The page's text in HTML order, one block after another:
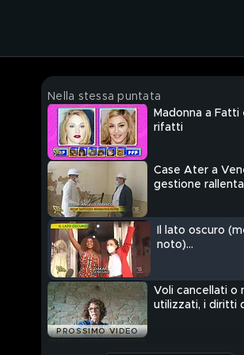
Nella stessa puntata
Madonna a Fatti
rifatti
Case Ater a
gestione
Il lato oscuro
noto)
PROSSIMO VIDEO
Voli cancellati o
utilizzati, i diritti